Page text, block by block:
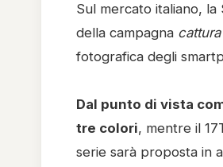
Sul mercato italiano,
della campagna
fotografica degli
Dal punto di vista
tre colori, mentre il
serie sarà proposta in